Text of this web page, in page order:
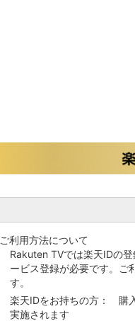
ご利用方法について
Rakuten TVでは楽天IDの
ービス登録が必要です。ご
す。
楽天IDをお持ちの方： 購
実施されます